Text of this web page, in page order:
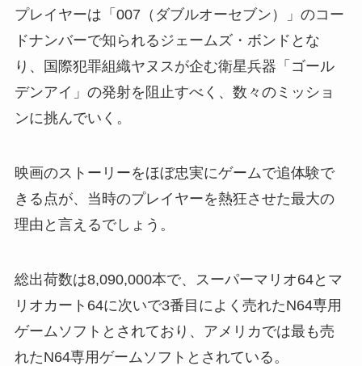
プレイヤーは「007（ダブルオーセブン）」のコー
ドナンバーで知られるジェームズ・ボンドとな
り、国際犯罪組織ヤヌスが企む衛星兵器「ゴール
デンアイ」の発射を阻止すべく、数々のミッショ
ンに挑んでいく。
映画のストーリーをほぼ忠実にゲームで追体験で
きる点が、当時のプレイヤーを熱狂させた最大の
理由と言えるでしょう。
総出荷数は8,090,000本で、スーパーマリオ64とマ
リオカート64に次いで3番目によく売れたN64専用
ゲームソフトとされており、アメリカでは最も売
れたN64専用ゲームソフトとされている。